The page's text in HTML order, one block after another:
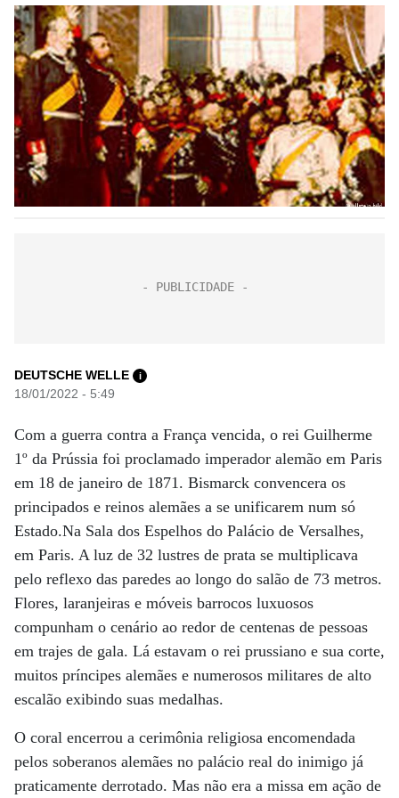
DEUTSCHE WELLE i
18/01/2022 - 5:49
Com a guerra contra a França vencida, o rei Guilherme
1º da Prússia foi proclamado imperador alemão em Paris
em 18 de janeiro de 1871. Bismarck convencera os
principados e reinos alemães a se unificarem num só
Estado.Na Sala dos Espelhos do Palácio de Versalhes,
em Paris. A luz de 32 lustres de prata se multiplicava
pelo reflexo das paredes ao longo do salão de 73 metros.
Flores, laranjeiras e móveis barrocos luxuosos
compunham o cenário ao redor de centenas de pessoas
em trajes de gala. Lá estavam o rei prussiano e sua corte,
muitos príncipes alemães e numerosos militares de alto
escalão exibindo suas medalhas.
O coral encerrou a cerimônia religiosa encomendada
pelos soberanos alemães no palácio real do inimigo já
praticamente derrotado. Mas não era a missa em ação de